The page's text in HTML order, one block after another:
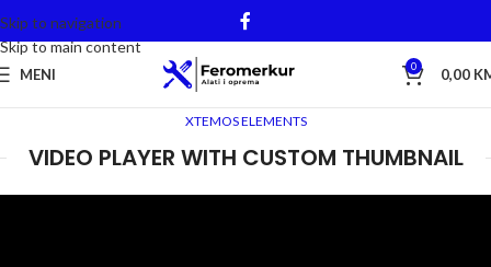
Skip to navigation
Skip to main content
MENI 0 0,00
XTEMOS ELEMENTS
VIDEO PLAYER WITH CUSTOM THUMBNAIL